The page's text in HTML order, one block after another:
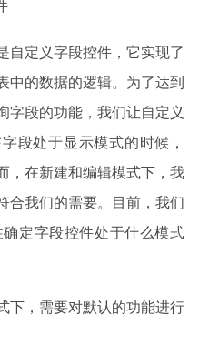
自定义字段控件，它实现了
中的数据的逻辑。为了达到
字段的功能，我们让自定义
段处于显示模式的时候，
，在新建和编辑模式下，我
合我们的需要。目前，我们
定字段控件处于什么模式
下，需要对默认的功能进行